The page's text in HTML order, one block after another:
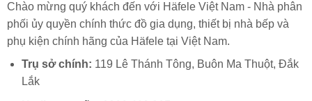
Chào mừng quý khách đến với Häfele Việt Nam - Nhà phân
phối ủy quyền chính thức đồ gia dụng, thiết bị nhà bếp và
phụ kiện chính hãng của Häfeletại Việt Nam.
Trụ sở chính: 119 Lê Thánh Tông, Buôn Ma Thuột, Đắk
Lắk